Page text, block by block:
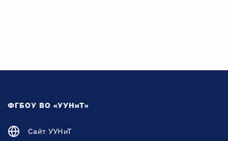
ФГБОУ ВО «УУНиТ»
Сайт УУНиТ